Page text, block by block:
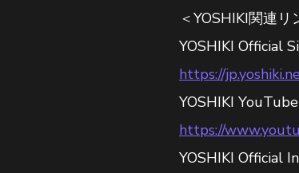
＜YOSHIKI関連リ
YOSHIKI Official
https://
YOSHIKI
https://
YOSHIKI Official